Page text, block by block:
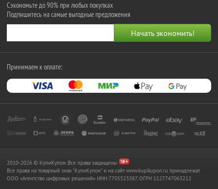
Сэкономьте до 90% при любых покупках
Подпишитесь на самые выгодные предложения
Принимаем к оплате:
2010-2026 © КупиКупон. Все права защищены.
Все права на товарный знак "КупиКупон" и на сайт www.kupikupon.ru принадлежат
OOO «Агентство цифровых решений» ИНН 7705523387, ОГРН 1127747063212